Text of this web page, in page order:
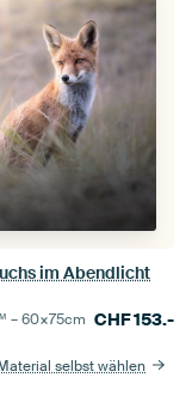
im Abendlicht
–60×75cm CHF153.-
selbst wählen